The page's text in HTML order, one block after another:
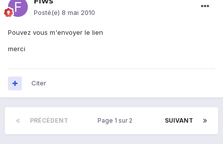
Posté(e) 8 mai 2010
Pouvez vous m'envoyer le lien
merci
Citer
PRÉCÉDENT SUIVANT
Page 1 sur 2